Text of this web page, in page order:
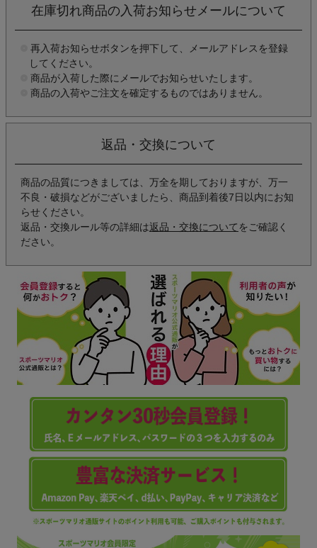
在庫切れ商品の入荷お知らせメールについて
再入荷お知らせボタンを押下して、メールアドレスを登録
してください。
商品が入荷した際にメールでお知らせいたします。
商品の入荷やご注文を確定するものではありません。
返品・交換について
商品の品質につきましては、万全を期しておりますが、万一
不良・破損などがございましたら、商品到着後7日以内にお知
らせください。
返品・交換ルール等の詳細は返品・交換について をご確認く
ださい。